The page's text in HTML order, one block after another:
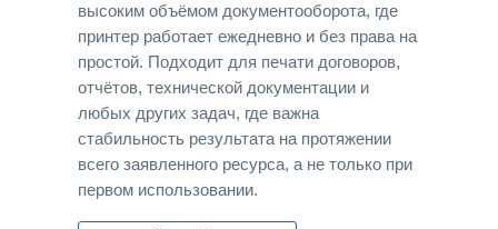
высоким объёмом документооборота, где
принтер работает ежедневно и без права на
простой. Подходит для печати договоров,
отчётов, технической документации и
любых других задач, где важна
стабильность результата на протяжении
всего заявленного ресурса, а не только при
первом использовании.